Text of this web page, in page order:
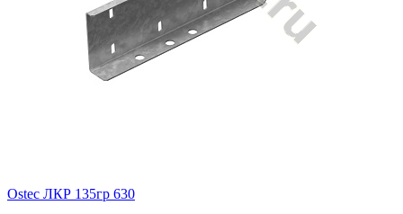
Ostec ЛКР 135гр 630